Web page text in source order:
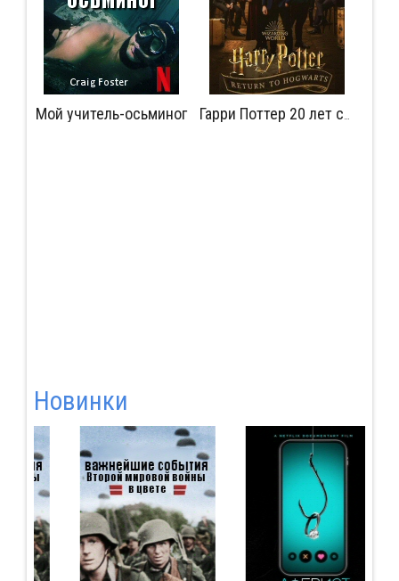
Мой учитель-осьминог Гарри Поттер 20 лет спустя: Возвращение в Хогвартс
Новинки